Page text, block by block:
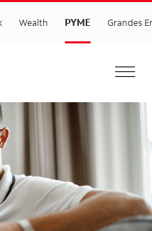
Wealth PYME Grandes